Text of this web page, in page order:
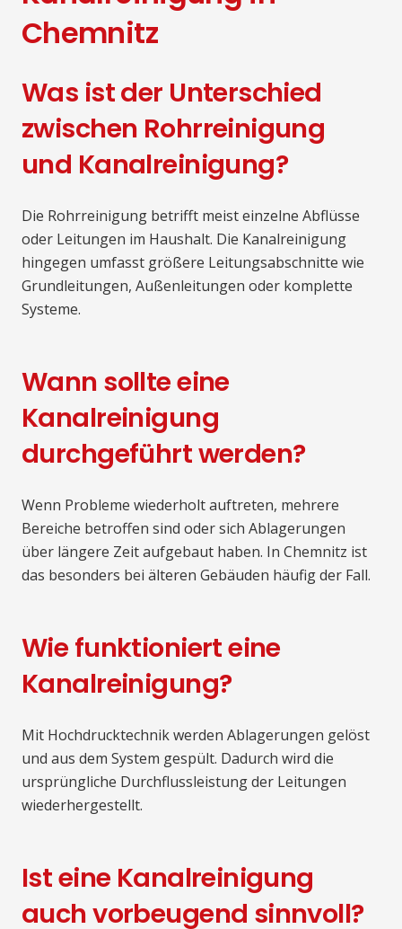
Chemnitz
Was ist der Unterschied
zwischen Rohrreinigung
und Kanalreinigung?
Die Rohrreinigung betrifft meist einzelne Abflüsse
oder Leitungen im Haushalt. Die Kanalreinigung
hingegen umfasst größere Leitungsabschnitte wie
Grundleitungen, Außenleitungen oder komplette
Systeme.
Wann sollte eine
Kanalreinigung
durchgeführt werden?
Wenn Probleme wiederholt auftreten, mehrere
Bereiche betroffen sind oder sich Ablagerungen
über längere Zeit aufgebaut haben. In Chemnitz ist
das besonders bei älteren Gebäuden häufig der Fall.
Wie funktioniert eine
Kanalreinigung?
Mit Hochdrucktechnik werden Ablagerungen gelöst
und aus dem System gespült. Dadurch wird die
ursprüngliche Durchflussleistung der Leitungen
wiederhergestellt.
Ist eine Kanalreinigung
auch vorbeugend sinnvoll?